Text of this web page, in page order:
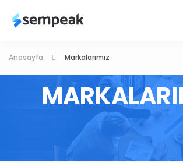
Anasayfa Markalarımız